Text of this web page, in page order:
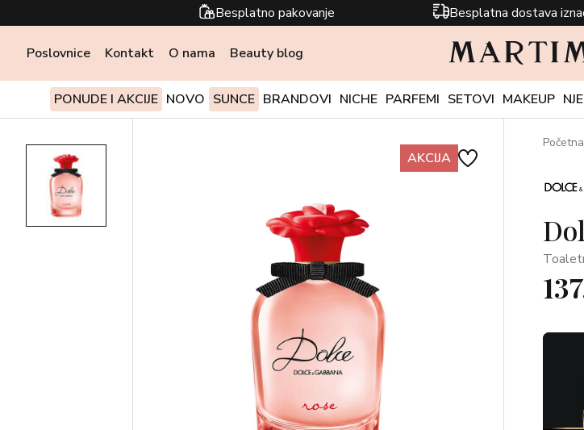
Besplatno pakovanje Besplatna dostava
Poslovnice Kontakt O nama Beauty blog
PONUDE I AKCIJE NOVO SUNCE BRANDOVI NICHE PARFEMI SETOVI MAKEUP
AKCIJA
Početna